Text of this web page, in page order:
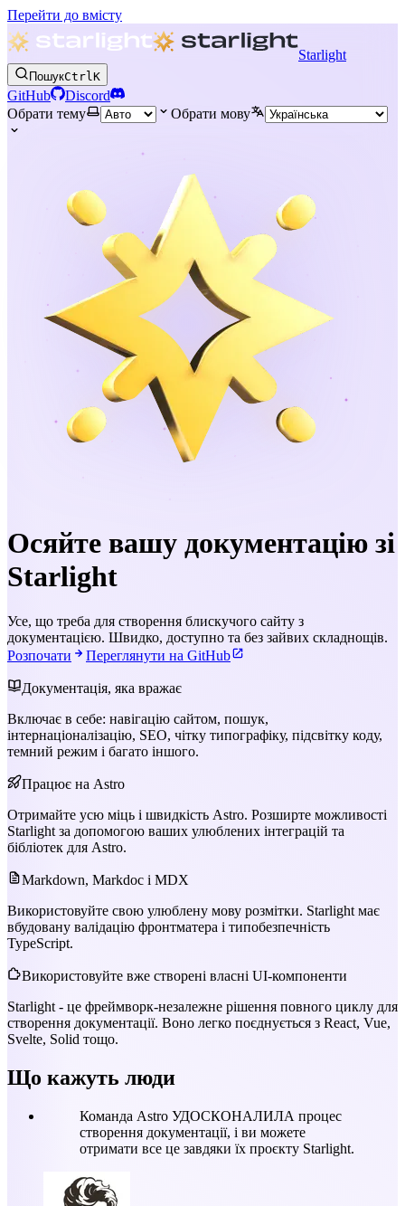
Перейти до вмісту
Starlight
ПошукCtrlK
GitHub
Discord
Обрати тему
Обрати мову
Осяйте вашу документацію зі
Starlight
Усе, що треба для створення блискучого сайту з
документацією. Швидко, доступно та без зайвих складнощів.
Розпочати
Переглянути на GitHub
Документація, яка вражає
Включає в себе: навігацію сайтом, пошук,
інтернаціоналізацію, SEO, чітку типографіку, підсвітку коду,
темний режим і багато іншого.
Працює на Astro
Отримайте усю міць і швидкість Astro. Розширте можливості
Starlight за допомогою ваших улюблених інтеграцій та
бібліотек для Astro.
Markdown, Markdoc і MDX
Використовуйте свою улюблену мову розмітки. Starlight має
вбудовану валідацію фронтматера і типобезпечність
TypeScript.
Використовуйте вже створені власні UI-компоненти
Starlight - це фреймворк-незалежне рішення повного циклу для
створення документації. Воно легко поєднується з React, Vue,
Svelte, Solid тощо.
Що кажуть люди
Команда Astro УДОСКОНАЛИЛА процес
створення документації, і ви можете
отримати все це завдяки їх проєкту Starlight.